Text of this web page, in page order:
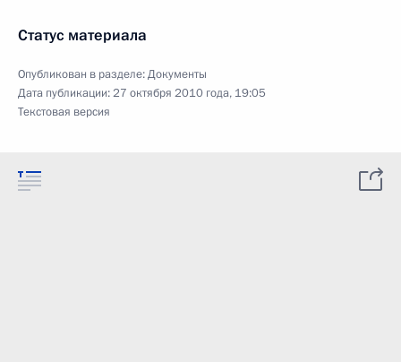
Статус материала
Опубликован в разделе:Документы
Дата публикации:27 октября 2010 года, 19:05
Текстовая версия